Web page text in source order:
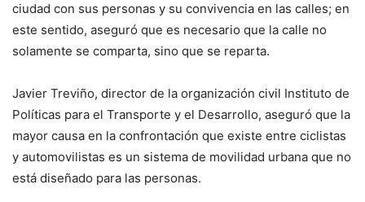
ciudad con sus personas y su convivencia en las calles; en
este sentido, aseguró que es necesario que la calle no
solamente se comparta, sino que se reparta.
Javier Treviño, director de la organización civil Instituto de
Políticas para el Transporte y el Desarrollo, aseguró que la
mayor causa en la confrontación que existe entre ciclistas
y automovilistas es un sistema de movilidad urbana que no
está diseñado para las personas.